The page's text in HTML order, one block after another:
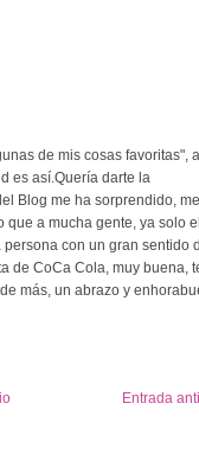
de mis cosas favoritas",
es así.Quería darte la
Blog me ha sorprendido,
a mucha gente, ya solo el
con un gran sentido
de CoCa Cola, muy buena,
más, un abrazo y
Entrada